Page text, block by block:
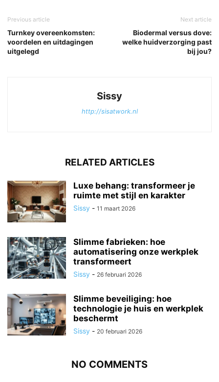
Previous article
Turnkey overeenkomsten:
voordelen en uitdagingen
uitgelegd
Next article
Biodermal versus dove:
welke huidverzorging past
bij jou?
Sissy
http://sisatwork.nl
RELATED ARTICLES
Luxe behang: transformeer je
ruimte met stijl en karakter
Sissy - 11 maart 2026
Slimme fabrieken: hoe
automatisering onze werkplek
transformeert
Sissy - 26 februari 2026
Slimme beveiliging: hoe
technologie je huis en werkplek
beschermt
Sissy - 20 februari 2026
NO COMMENTS